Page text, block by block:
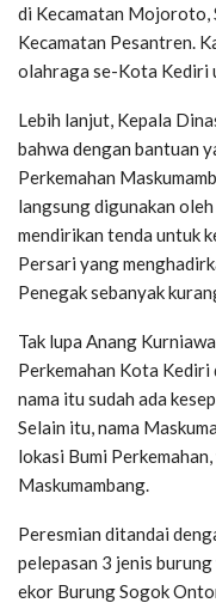
di Kecamatan Mojoroto,
Kecamatan Pesantren.
olahraga se-Kota Kediri
Lebih lanjut, Kepala
bahwa dengan bantuan
Perkemahan
langsung digunakan
mendirikan tenda untuk
Persari yang
Penegak sebanyak
Tak lupa Anang
Perkemahan Kota Kediri
nama itu sudah ada
Selain itu, nama
lokasi Bumi
Maskumambang.
Peresmian ditandai
pelepasan 3 jenis
ekor Burung Sogok